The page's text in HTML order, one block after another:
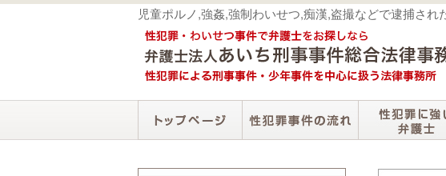
児童ポルノ,強姦,強制わいせつ,痴漢,盗撮などで逮捕さ